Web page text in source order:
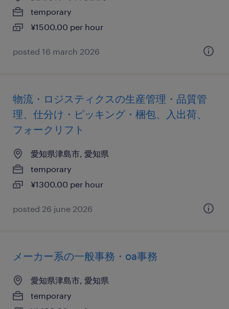
temporary
¥1500.00 per hour
posted 16 march 2026
物流・ロジスティクスの生産管理・品質管
理、仕分け・ピッキング・梱包、入出荷、
フォークリフト
愛知県津島市, 愛知県
temporary
¥1300.00 per hour
posted 26 june 2026
メーカー系の一般事務・oa事務
愛知県津島市, 愛知県
temporary